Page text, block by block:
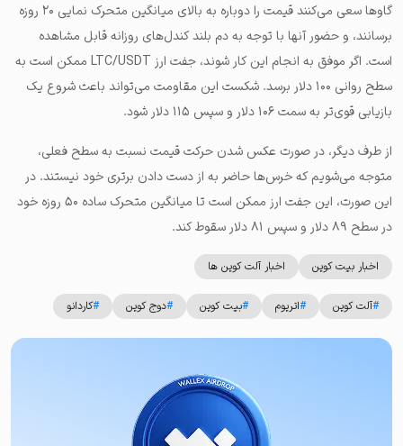
گاوها سعی می‌کنند قیمت را دوباره به بالای میانگین متحرک نمایی ۲۰ روزه
برسانند، و حضور آنها با توجه به دم بلند کندل‌های روزانه قابل مشاهده
است. اگر موفق به انجام این کار شوند، جفت ارز LTC/USDT ممکن است به
سطح روانی ۱۰۰ دلار برسد. شکست این مقاومت می‌تواند باعث شروع یک
بازیابی قوی‌تر به سمت ۱۰۶ دلار و سپس ۱۱۵ دلار شود.
از طرف دیگر، در صورت عکس شدن حرکت قیمت نسبت به سطح فعلی،
متوجه می‌شویم که خرس‌ها حاضر به از دست دادن برتری خود نیستند. در
این صورت، این جفت ارز ممکن است تا میانگین متحرک ساده ۵۰ روزه خود
در سطح ۸۹ دلار و سپس ۸۱ دلار سقوط کند.
اخبار بیت کوین اخبار آلت کوین ها
#آلت کوین #اتریوم #بیت کوین #دوج کوین #کاردانو